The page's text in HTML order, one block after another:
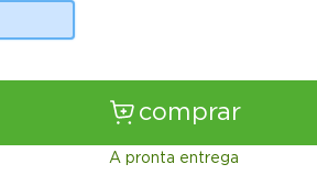
comprar
A pronta entrega